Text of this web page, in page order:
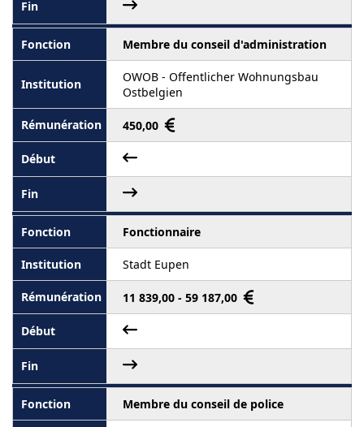
Membre du conseil d'administration
OWOB - Offentlicher Wohnungsbau
Ostbelgien
450,00
Fonctionnaire
Stadt Eupen
11 839,00 - 59 187,00
Membre du conseil de police